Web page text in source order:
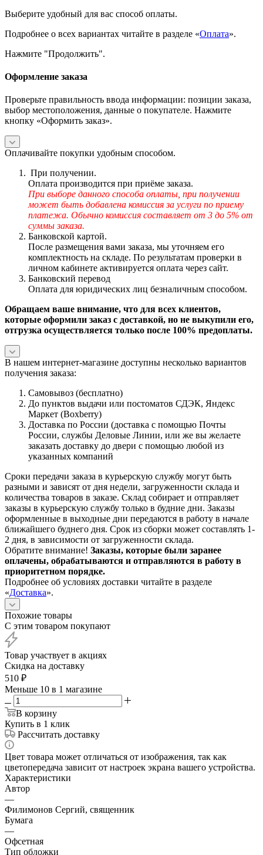
Выберите удобный для вас способ оплаты.
Подробнее о всех вариантах читайте в разделе «Оплата».
Нажмите "Продолжить".
Оформление заказа
Проверьте правильность ввода информации: позиции заказа,
выбор местоположения, данные о покупателе. Нажмите
кнопку «Оформить заказ».
Оплачивайте покупки удобным способом.
При получении.
Оплата производится при приёме заказа.
При выборе данного способа оплаты, при получении
может быть добавлена комиссия за услуги по приему
платежа. Обычно комиссия составляет от 3 до 5% от
суммы заказа.
Банковской картой.
После размещения вами заказа, мы уточняем его
комплектность на складе. По результатам проверки в
личном кабинете активируется оплата через сайт.
Банковский перевод
Оплата для юридических лиц безналичным способом.
Обращаем ваше внимание, что для всех клиентов,
которые оформили заказ с доставкой, но не выкупили его,
отгрузка осуществляется только после 100% предоплаты.
В нашем интернет-магазине доступны несколько вариантов
получения заказа:
Самовывоз (бесплатно)
До пунктов выдачи или постоматов СДЭК, Яндекс
Маркет (Boxberry)
Доставка по России (доставка с помощью Почты
России, службы Деловые Линии, или же вы желаете
заказать доставку до двери с помощью любой из
указанных компаний
Сроки передачи заказа в курьерскую службу могут быть
разными и зависят от дня недели, загруженности склада и
количества товаров в заказе. Склад собирает и отправляет
заказы в курьерскую службу только в будние дни. Заказы
оформленные в выходные дни передаются в работу в начале
ближайшего буднего дня. Срок из сборки может составлять 1-
2 дня, в зависимости от загруженности склада.
Обратите внимание! Заказы, которые были заранее
оплачены, обрабатываются и отправляются в работу в
приоритетном порядке.
Подробнее об условиях доставки читайте в разделе
«Доставка».
Похожие товары
С этим товаром покупают
Товар участвует в акциях
Скидка на доставку
510 ₽
Меньше 10 в 1 магазине
В корзину
Купить в 1 клик
Рассчитать доставку
Цвет товара может отличаться от изображения, так как
цветопередача зависит от настроек экрана вашего устройства.
Характеристики
Автор
—
Филимонов Сергий, священник
Бумага
—
Офсетная
Тип обложки